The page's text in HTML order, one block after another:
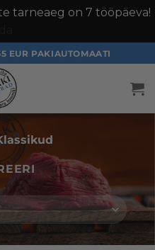
tarneaeg on 7 tööpäeva!
EUR PAKIAUTOMAATI